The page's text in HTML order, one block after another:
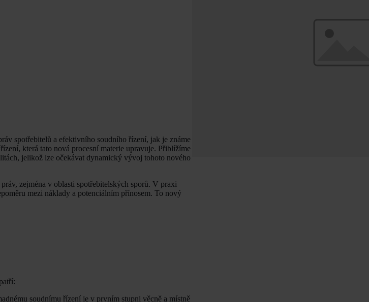
spotřebitelů a efektivního soudního řízení, jak je známe
která tato nová procesní materie upravuje. Přiblížíme
jelikož lze očekávat dynamický vývoj tohoto nového
zejména v oblasti spotřebitelských sporů. V praxi
mezi náklady a potenciálním přínosem. To nový
soudnímu řízení je v prvním stupni věcně a místně